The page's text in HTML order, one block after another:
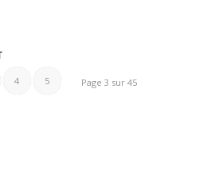
Page 3 sur 45
4 5